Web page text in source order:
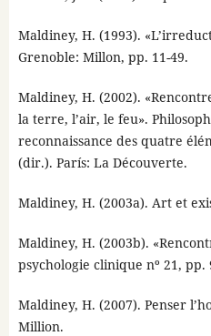
Maldiney, H. (1993).
Grenoble: Millon, pp. 11-49.
Maldiney, H. (2002).
la terre, l’air, le feu».
reconnaissance des quatre
(dir.). París: La Découverte.
Maldiney, H. (2003a). Art et
Maldiney, H. (2003b).
psychologie clinique nº 21, pp.
Maldiney, H. (2007). Penser
Million.